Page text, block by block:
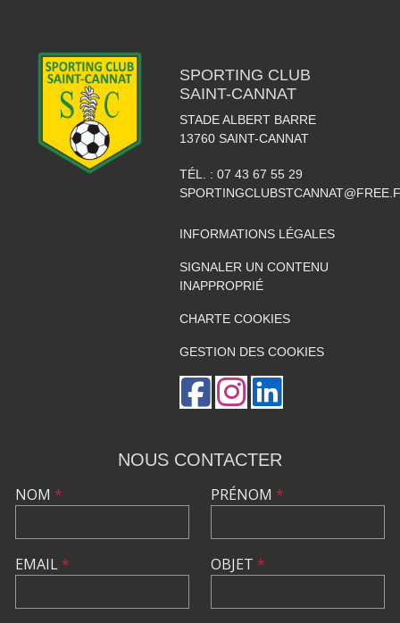
SPORTING CLUB
SAINT-CANNAT
STADE ALBERT BARRE
13760 SAINT-CANNAT
TÉL. : 07 43 67 55 29
INFORMATIONS LÉGALES
SIGNALER UN CONTENU
INAPPROPRIÉ
CHARTE COOKIES
GESTION DES COOKIES
NOUS CONTACTER
NOM *
EMAIL*
PRÉNOM *
OBJET *